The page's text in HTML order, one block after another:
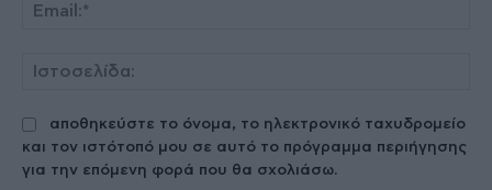
αποθηκεύστε το όνομα, το ηλεκτρονικό ταχυδρομείο
και τον ιστότοπό μου σε αυτό το πρόγραμμα περιήγησης
για την επόμενη φορά που θα σχολιάσω.